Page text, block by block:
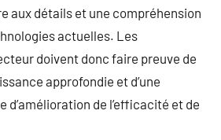
aux détails et une compréhension
actuelles. Les
doivent donc faire preuve de
approfondie et d’une
d’amélioration de l’efficacité et de